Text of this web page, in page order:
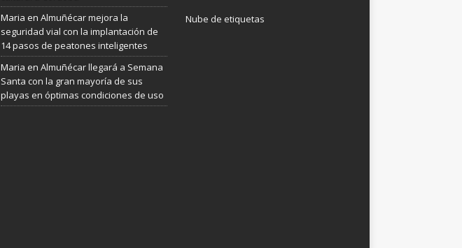
Maria en Almuñécar mejora la
seguridad vial con la implantación de
14 pasos de peatones inteligentes
Maria en Almuñécar llegará a Semana
Santa con la gran mayoría de sus
playas en óptimas condiciones de uso
Nube de etiquetas